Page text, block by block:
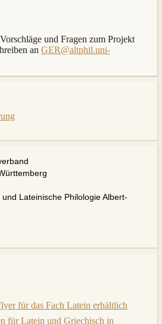
und Fragen zum Projekt
an GER@altphil.uni-
Lateinische Philologie Albert-
für das Fach Latein erhältlich
für Latein und Griechisch in